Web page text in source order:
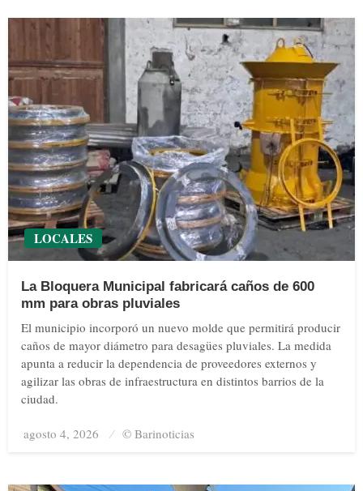
LOCALES
La Bloquera Municipal fabricará caños de 600
mm para obras pluviales
El municipio incorporó un nuevo molde que permitirá producir
caños de mayor diámetro para desagües pluviales. La medida
apunta a reducir la dependencia de proveedores externos y
agilizar las obras de infraestructura en distintos barrios de la
ciudad.
Posted
agosto 4, 2026 © Barinoticias